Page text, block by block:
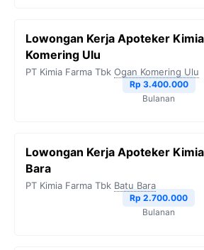
Lowongan Kerja Apoteker
Komering Ulu
PT Kimia Farma Tbk Ogan Komering Ulu
Rp 3.400.000
Bulanan
Lowongan Kerja Apoteker
Bara
PT Kimia Farma Tbk Batu Bara
Rp 2.700.000
Bulanan